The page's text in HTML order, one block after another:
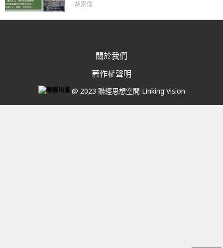
胡家偉
關於我們
著作權聲明
@ 2023 聯經思想空間 Linking Vision